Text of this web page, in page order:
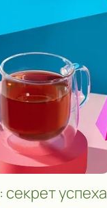
секрет успеха